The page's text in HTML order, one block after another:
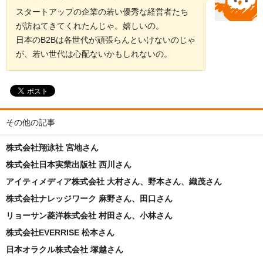
スタートアップの企業の若い優秀な経営者たち
が訪ねてきてくれたんじゃ。嬉しいの。
日本のB2Bは各世代が頑張らんといけないのじゃ
が、若い世代は心配ないかもしれないの。
その他の記事
株式会社翔泳社 宮地さん
株式会社日本実業出版社 西川さん
アイティメディア株式会社 大村さん、野本さん、織茂さん
株式会社ナレッジワーク 麻野さん、田口さん
リョーサン菱洋株式会社 村田さん、小林さん
株式会社EVERRISE 松本さん
日本オラクル株式会社 塚越さん